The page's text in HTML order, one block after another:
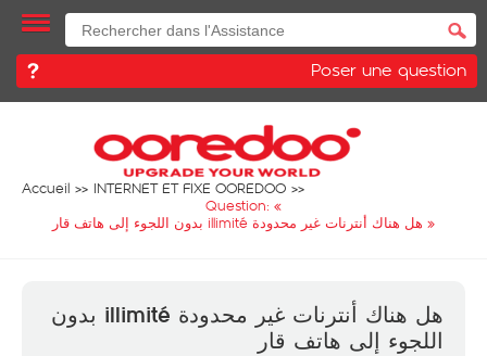
Poser une question
Accueil
INTERNET ET FIXE OOREDOO
Question: «
هل هناك أنترنات غير محدودة illimité بدون اللجوء إلى هاتف قار »
هل هناك أنترنات غير محدودة illimité بدون
اللجوء إلى هاتف قار